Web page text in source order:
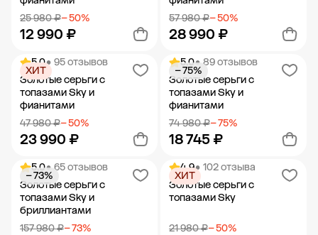
25 980 ₽− 50%
12 990 ₽
Добавить в корзину
57 980 ₽− 50%
28 990 ₽
Добавить в корзину
5.0• 95 отзывов
Золотые серьги с
топазами Sky и
фианитами
47 980 ₽− 50%
23 990 ₽
ХИТ
Добавить в корзину
5.0• 89 отзывов
Золотые серьги с
топазами Sky и
фианитами
74 980 ₽− 75%
18 745 ₽
− 75%
Добавить в корзину
5.0• 65 отзывов
Золотые серьги с
топазами Sky и
бриллиантами
157 980 ₽− 73%
− 73%
4.9• 102 отзыва
Золотые серьги с
топазами Sky
21 980 ₽− 50%
ХИТ